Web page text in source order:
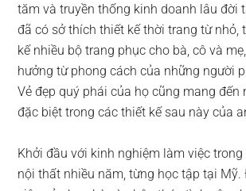
tăm và truyền thống kinh doanh lâu đời
đã có sở thích thiết kế thời trang từ nhỏ,
kế nhiều bộ trang phục cho bà, cô và
hưởng từ phong cách của những người
Vẻ đẹp quý phái của họ cũng mang đến
đặc biệt trong các thiết kế sau này của
Khởi đầu với kinh nghiệm làm việc
nội thất nhiều năm, từng học tập tại Mỹ.